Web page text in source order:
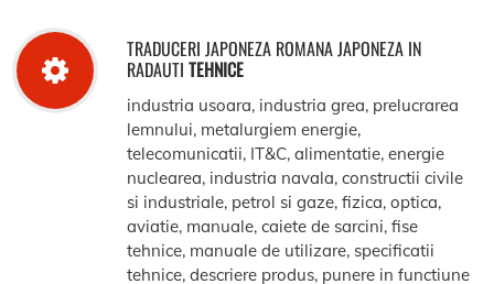
TRADUCERI JAPONEZA ROMANA JAPONEZA IN
RADAUTI TEHNICE
industria usoara, industria grea, prelucrarea
lemnului, metalurgiem energie,
telecomunicatii, IT&C, alimentatie, energie
nuclearea, industria navala, constructii civile
si industriale, petrol si gaze, fizica, optica,
aviatie, manuale, caiete de sarcini, fise
tehnice, manuale de utilizare, specificatii
tehnice, descriere produs, punere in functiune